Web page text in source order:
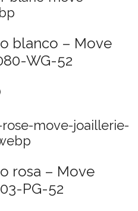
blanco – Move
WG-52
rosa – Move
PG-52